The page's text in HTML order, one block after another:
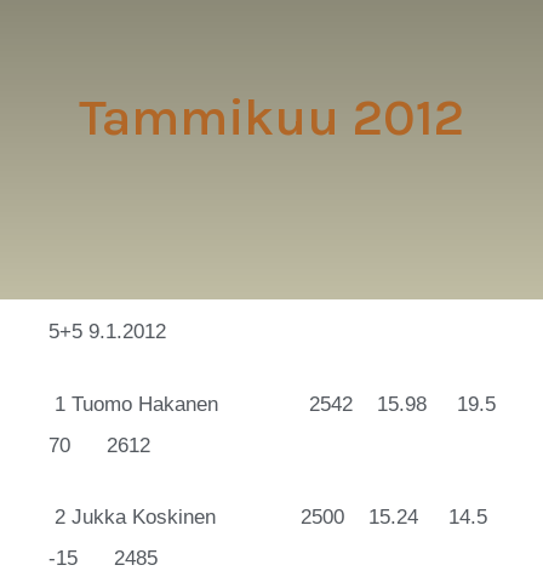
Tammikuu 2012
5+5 9.1.2012
1 Tuomo Hakanen 2542 15.98 19.5
70 2612
2 Jukka Koskinen 2500 15.24 14.5
-15 2485